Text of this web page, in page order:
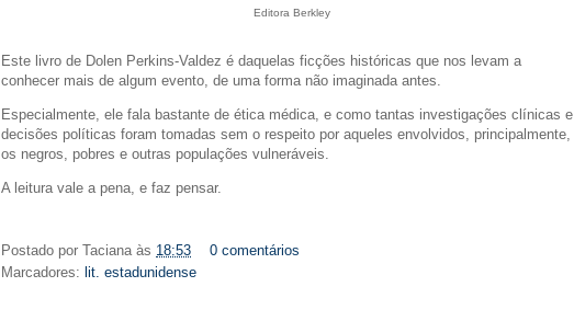
Editora Berkley
Este livro de Dolen Perkins-Valdez é daquelas ficções históricas que nos levam a
conhecer mais de algum evento, de uma forma não imaginada antes.
Especialmente, ele fala bastante de ética médica, e como tantas investigações clínicas e
decisões políticas foram tomadas sem o respeito por aqueles envolvidos, principalmente,
os negros, pobres e outras populações vulneráveis.
A leitura vale a pena, e faz pensar.
Postado por Taciana às 18:53
0 comentários
Marcadores: lit. estadunidense